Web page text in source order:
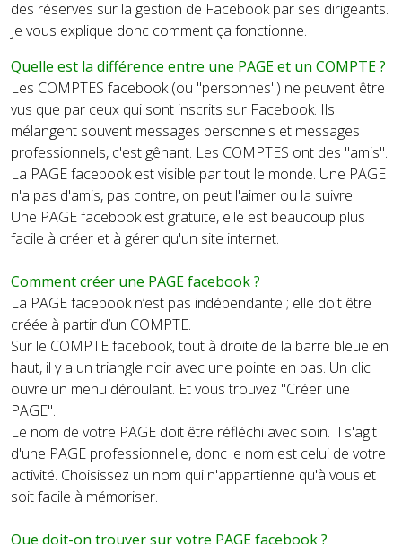
des réserves sur la gestion de Facebook par ses dirigeants.
Je vous explique donc comment ça fonctionne.
Quelle est la différence entre une PAGE et un COMPTE ?
Les COMPTES facebook (ou "personnes") ne peuvent être
vus que par ceux qui sont inscrits sur Facebook. Ils
mélangent souvent messages personnels et messages
professionnels, c'est gênant. Les COMPTES ont des "amis".
La PAGE facebook est visible par tout le monde. Une PAGE
n'a pas d'amis, pas contre, on peut l'aimer ou la suivre.
Une PAGE facebook est gratuite, elle est beaucoup plus
facile à créer et à gérer qu'un site internet.
Comment créer une PAGE facebook ?
La PAGEfacebook n’est pas indépendante ; elle doit être
créée à partir d’un COMPTE.
Sur le COMPTEfacebook, tout à droite de la barre bleue en
haut, il y a un triangle noir avec une pointe en bas. Un clic
ouvre un menu déroulant. Et vous trouvez "Créer une
PAGE".
Le nom de votre PAGE doit être réfléchi avec soin. Il s'agit
d'une PAGE professionnelle, donc le nom est celui de votre
activité. Choisissez un nom qui n'appartienne qu'à vous et
soit facile à mémoriser.
Que doit-on trouver sur votre PAGE facebook ?